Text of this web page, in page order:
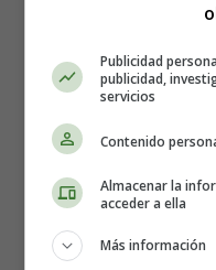
Cangrejos
Increíble
🌊🦀🐚
¡Bienvenido, amigo
Publicidad
publicidad,
servicios
Contenido
Almacenar la
acceder a ella
Más información